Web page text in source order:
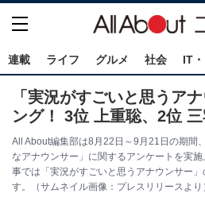
連載 ライフ グルメ 社会 IT
「実況がすごいと思うア
ング！ 3位 上重聡、2位
All About編集部は8月22日～9月21日の期間
なアナウンサー」に関するアンケートを実
事では「実況がすごいと思うアナウンサー
す。（サムネイル画像：プレスリリースより